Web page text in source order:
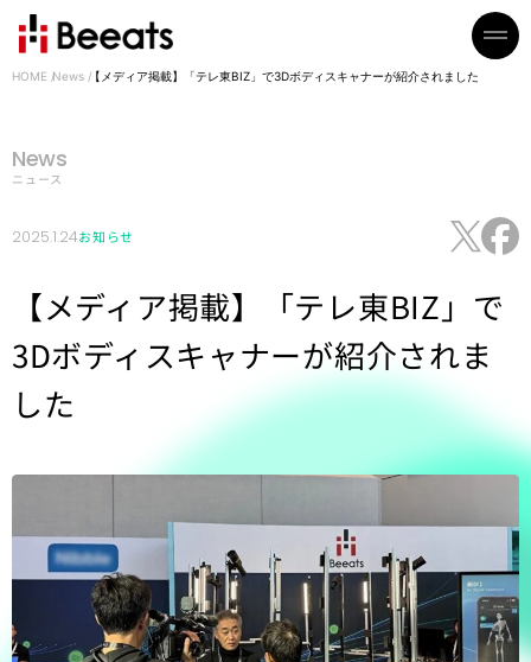
HOME News 【メディア掲載】「テレ東BIZ」で3Dボディスキャナーが紹介されました
News
ニュース
2025.1.24お知らせ
【メディア掲載】「テレ東BIZ」で
3Dボディスキャナーが紹介されま
した